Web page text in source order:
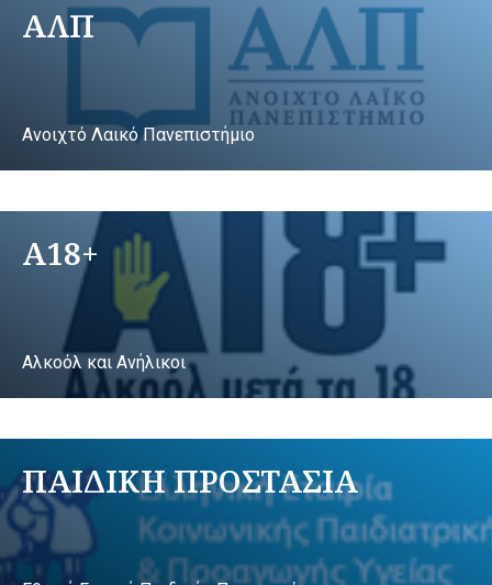
ΑΛΠ
Ανοιχτό Λαικό Πανεπιστήμιο
A18+
Αλκοόλ και Ανήλικοι
ΠΑΙΔΙΚΗ ΠΡΟΣΤΑΣΙΑ